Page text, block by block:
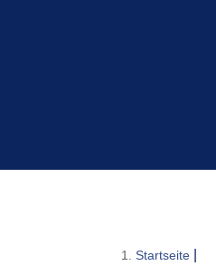
Startseite